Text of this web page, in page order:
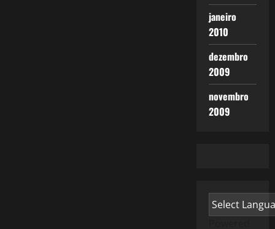
janeiro
2010
dezembro
2009
novembro
2009